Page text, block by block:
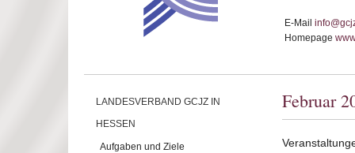
E-Mail
Homepage
LANDESVERBAND GCJZ IN
HESSEN
Aufgaben und Ziele
Februar